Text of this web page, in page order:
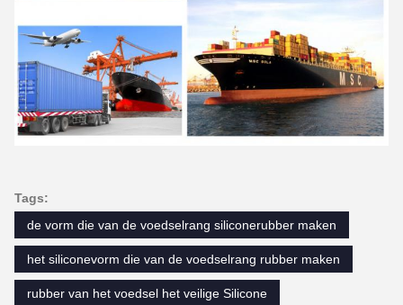
Tags:
de vorm die van de voedselrang siliconerubber maken
het siliconevorm die van de voedselrang rubber maken
rubber van het voedsel het veilige Silicone